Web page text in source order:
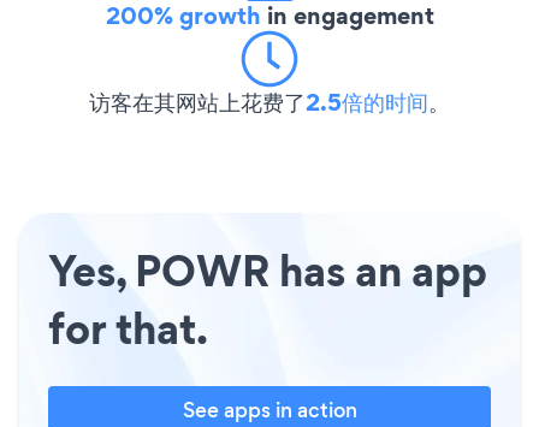
200% growth in engagement
访客在其网站上花费了2.5倍的时间。
Yes, POWR has an app
for that.
See apps in action